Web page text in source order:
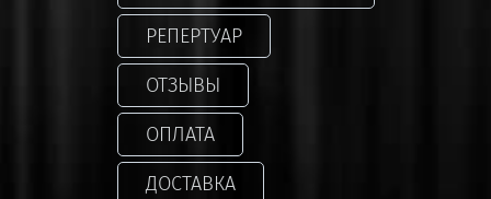
РЕПЕРТУАР
ОТЗЫВЫ
ОПЛАТА
ДОСТАВКА